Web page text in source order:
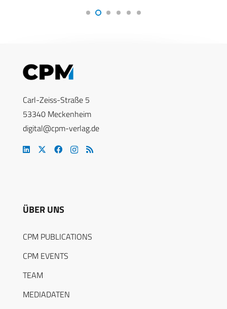
Carl-Zeiss-Straße 5
53340 Meckenheim
digital@cpm-verlag.de
ÜBER UNS
CPM PUBLICATIONS
CPM EVENTS
TEAM
MEDIADATEN